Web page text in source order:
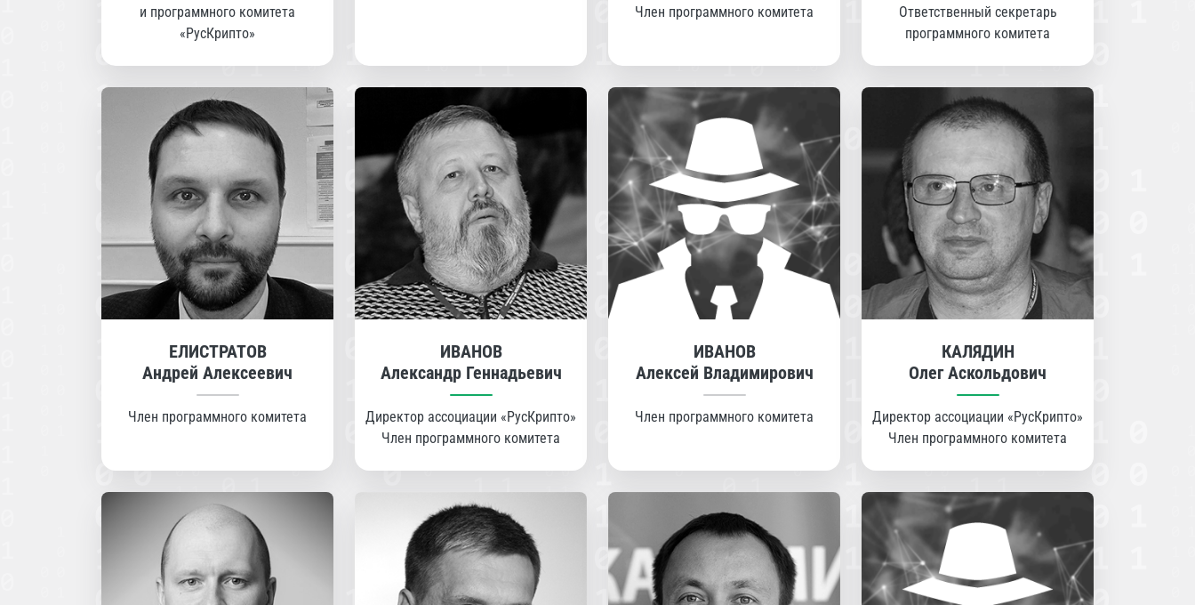
и программного комитета
«РусКрипто»
Член программного комитета
Ответственный секретарь
программного комитета
ЕЛИСТРАТОВ
Андрей Алексеевич
Член программного комитета
ИВАНОВ
Александр Геннадьевич
Директор ассоциации «РусКрипто»
Член программного комитета
ИВАНОВ
Алексей Владимирович
Член программного комитета
КАЛЯДИН
Олег Аскольдович
Директор ассоциации «РусКрипто»
Член программного комитета